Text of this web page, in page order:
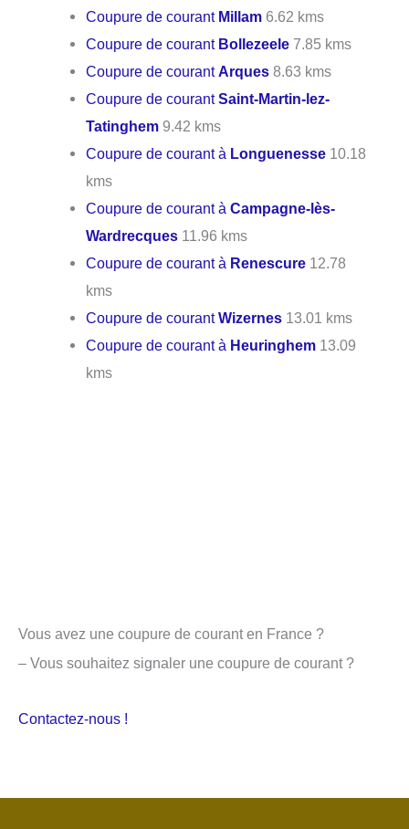
Coupure de courant Millam 6.62 kms
Coupure de courant Bollezeele 7.85 kms
Coupure de courantArques 8.63 kms
Coupure de courantSaint-Martin-lez-
Tatinghem 9.42 kms
Coupure de courant à Longuenesse 10.18
kms
Coupure de courant àCampagne-lès-
Wardrecques 11.96 kms
Coupure de courant à Renescure 12.78
kms
Coupure de courantWizernes 13.01 kms
Coupure de courant à Heuringhem 13.09
kms
Vous avez une coupure de courant en France ?
– Vous souhaitez signaler une coupure de courant ?
Contactez-nous !